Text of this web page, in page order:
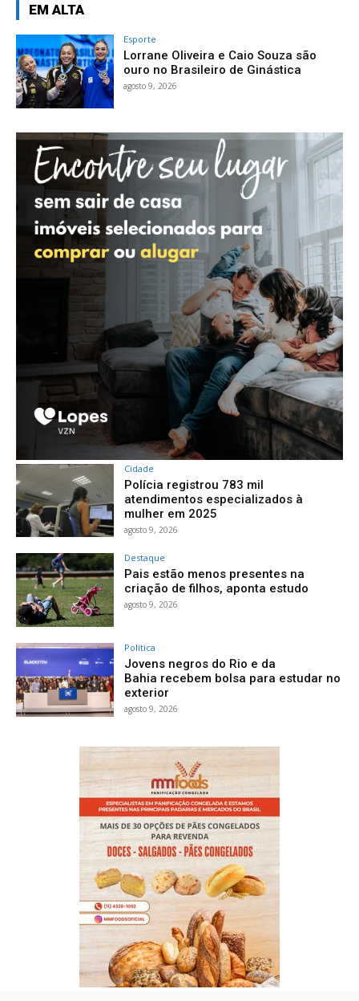
EM ALTA
Esporte
Lorrane Oliveira e Caio Souza são
ouro no Brasileiro de Ginástica
agosto 9, 2026
Cidade
Polícia registrou 783 mil
atendimentos especializados à
mulher em 2025
agosto 9, 2026
Destaque
Pais estão menos presentes na
criação de filhos, aponta estudo
agosto 9, 2026
Política
Jovens negros do Rio e da
Bahia recebem bolsa para estudar no
exterior
agosto 9, 2026